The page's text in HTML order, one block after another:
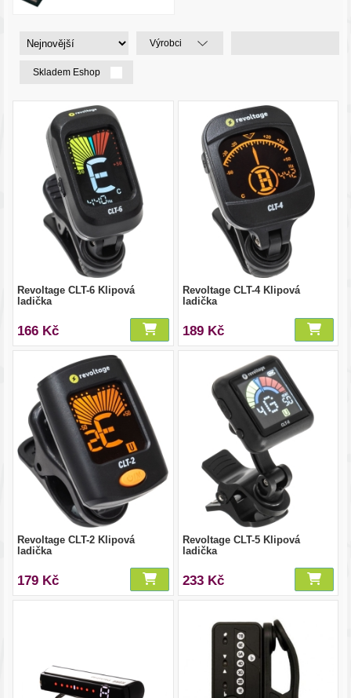
Výrobci
Skladem Eshop
Revoltage CLT-6 Klipová
ladička
166 Kč
Revoltage CLT-4 Klipová
ladička
189 Kč
Revoltage CLT-2 Klipová
ladička
179 Kč
Revoltage CLT-5 Klipová
ladička
233 Kč